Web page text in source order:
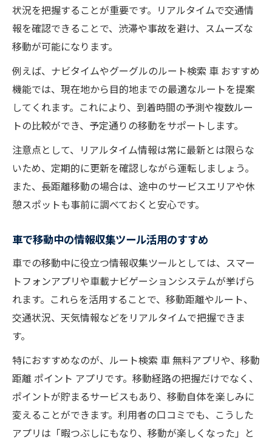
状況を把握することが重要です。リアルタイムで交通情
報を確認できることで、渋滞や事故を避け、スムーズな
移動が可能になります。
例えば、ナビタイムやグーグルのルート検索 車 おすすめ
機能では、現在地から目的地までの最適なルートを提案
してくれます。これにより、到着時間の予測や複数ルー
トの比較ができ、予定通りの移動をサポートします。
注意点として、リアルタイム情報は常に最新とは限らな
いため、定期的に更新を確認しながら運転しましょう。
また、長距離移動の場合は、途中のサービスエリアや休
憩スポットも事前に調べておくと安心です。
車で移動中の情報収集ツール活用のすすめ
車での移動中に役立つ情報収集ツールとしては、スマー
トフォンアプリや車載ナビゲーションシステムが挙げら
れます。これらを活用することで、移動距離やルート、
交通状況、天気情報などをリアルタイムで把握できま
す。
特におすすめなのが、ルート検索 車 無料アプリや、移動
距離 ポイント アプリです。移動経路の把握だけでなく、
ポイントが貯まるサービスもあり、移動自体を楽しみに
変えることができます。利用者の口コミでも、こうした
アプリは「暇つぶしにもなり、移動が楽しくなった」と